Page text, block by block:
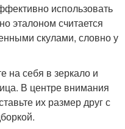
использовать
эталоном считается
скулами, словно у
на себя в зеркало и
В центре внимания
их размер друг с